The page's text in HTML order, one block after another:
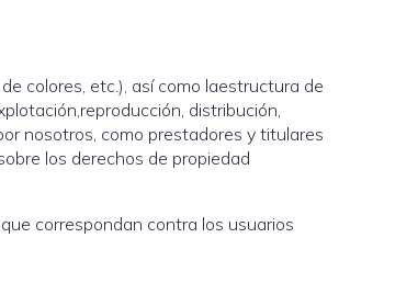
colores, etc.), así como laestructura de
distribución,
nosotros, como prestadores y titulares
los derechos de propiedad
correspondan contra los usuarios